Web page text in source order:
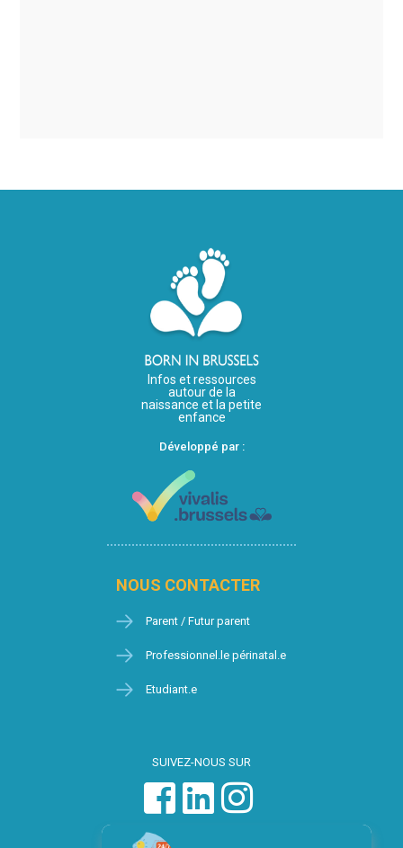
Infos et ressources
autour de la
naissance et la petite
enfance
Développé par :
NOUS CONTACTER
Parent / Futur parent
Professionnel.le périnatal.e
Etudiant.e
SUIVEZ-NOUS SUR